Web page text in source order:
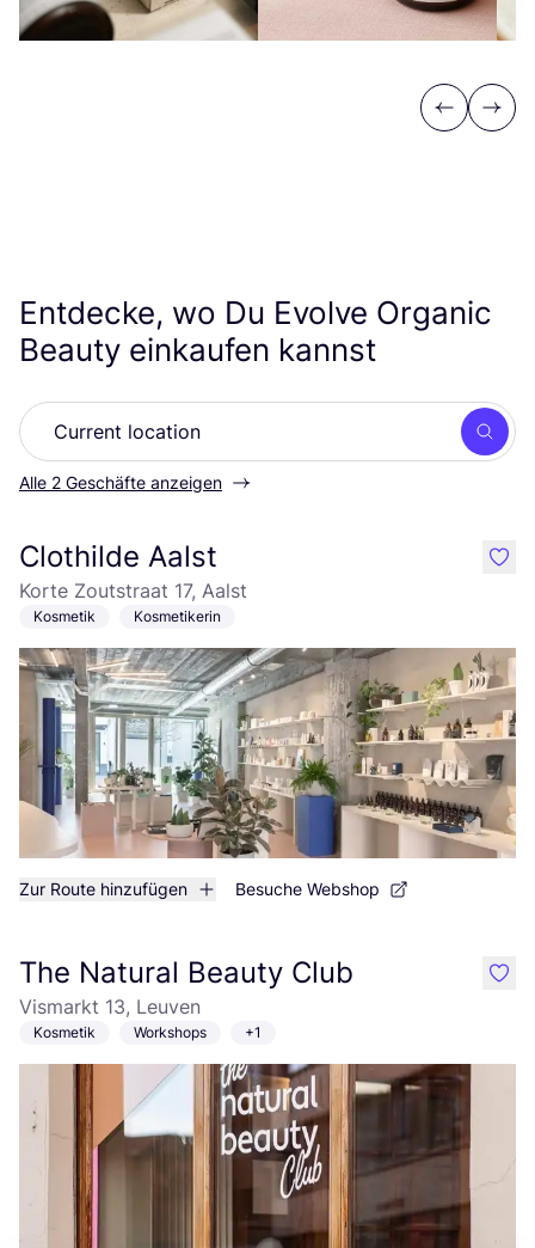
Previous
Next
Entdecke, wo Du Evolve Organic
Beauty einkaufen kannst
Alle 2 Geschäfte anzeigen
Clothilde Aalst
Korte Zoutstraat 17, Aalst
Kosmetik Kosmetikerin
Zur Route hinzufügen Besuche Webshop
like
The Natural Beauty Club
Vismarkt 13, Leuven
Kosmetik Workshops +1
like